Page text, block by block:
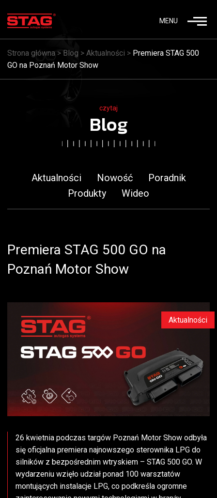
MENU
Strona główna > Blog > Aktualności > Premiera STAG 500
GO na Poznań Motor Show
czytaj
Blog
Aktualności Nowość
Poradnik
Produkty
Wideo
Premiera STAG 500 GO na
Poznań Motor Show
Aktualności
26 kwietnia podczas targów Poznań Motor Show odbyła
się oficjalna premiera najnowszego sterownika LPG do
silników z bezpośrednim wtryskiem – STAG 500 GO. W
wydarzeniu wzięło udział ponad 100 warsztatów
montujących instalacje LPG, co podkreśla ogromne